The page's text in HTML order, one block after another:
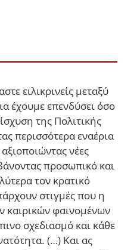
ειλικρινείς μεταξύ
έχουμε επενδύσει όσο
της Πολιτικής
περισσότερα εναέρια
νέες
προσωπικό και
τον κρατικό
στιγμές που η
καιρικών φαινομένων
σχεδιασμό και κάθε
(…) Και ας